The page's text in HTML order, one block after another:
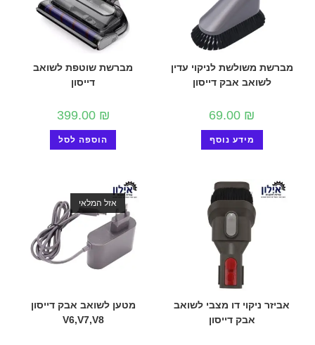
מברשת משולשת לניקוי עדין
לשואב אבק דייסון
69.00 ₪
מידע נוסף
מברשת שוטפת לשואב
דייסון
399.00 ₪
הוספה לסל
אביזר ניקוי דו מצבי לשואב
אבק דייסון
אזל המלאי
מטען לשואב אבק דייסון
V6,V7,V8